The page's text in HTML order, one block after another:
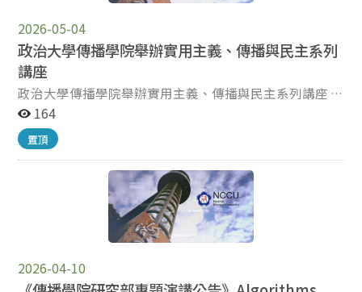
析建立更具可重現性的研究流程。參與者也被鼓勵批判性
地思考，如何將 AI 使用情形納入研究紀錄與揭露，作為
負責任研究實踐的一部分。 傳播學院研究部副院長林芝
璇教授表示，本次工作坊為研究生提供了重要且及時的學
習機會，使其能思考負責任的 AI 使用如何協助自身論文
與研究計畫發展。她也指出，工作坊鼓勵學生超越技術應
用層次，進一步反思 AI 對學術探究、研究實踐與學術責
任所帶來的更廣泛影響。以此角度而言，本次工作坊也呼
應傳播學院在快速變動的傳播研究環境中，持續支持研究
生發展獨立研究議題的整體努力。 Thesis & Research
Project Development Workshop II 講者與參與者合影。
（傳播學院提供） 兩位講者介紹工作坊主題，並說明負
責任 AI 在社會科學研究中的應用。（傳播學院提供） Dr.
Natalie Stroud 示範 AI 工具如何協助文獻回顧與研究設
Hsuan-Ting Chen 帶領參與者進行提示詞設計與 AI 輔助
研究實作練習。（傳播學院提供）
果、政治傳播、選擇性接觸與數位媒體環境中公民參與研
究的重要學者。演講中，她探討社群媒體平台與演算法如
何形塑當代政治傳播與民主參與。 Dr. Stroud 以其與
Meta 於 2020 年美國大選期間進行的大規模學術合作為
例，說明研究團隊如何結合平台觀察性資料與實驗介入，
分析政治參與、錯誤資訊、新聞知識與政治極化等議題。
她也指出，研究團隊建立相關機制，以確保研究的學術獨
立性。 本場演講呈現社群媒體在民主生活中的複雜角
色。Dr. Stroud 指出，平台一方面能作為使用者獲取新聞
知識的重要來源，另一方面也可能使使用者更難辨別事實
與錯誤資訊。她也討論社群媒體上的意識形態隔離現象，
並說明改用時間軸排序、移除轉發內容、降低同溫層內容
接觸等介入措施，雖然會改變使用者在線上看到的內容，
卻未必能造成政治極化程度的可測量變化。 國際傳播英
語碩士學位學程主任鄭怡卉教授表示，本場演講展現傳播
2026-05-04
政治大學傳播學院舉辦實用主義、傳播與民主系列
講座
政治大學傳播學院舉辦實用主義、傳播與民主系列講座 國
立政治大學傳播學院邀請美國德州大學奧斯汀分校（The
University of Texas at Austin）Moody College of
Communication 傳播研究系教授 Dr. Scott R. Stroud 進
行系列講座。本次活動由國家重點領域國際合作聯盟
（University Academic Alliances in Taiwan, UAAT）支
持，邀請 Dr. Stroud 與跨領域師生分享其對實用主義、傳
播倫理、修辭學與民主生活的研究。 Dr. Stroud 為德州大
學奧斯汀分校媒體參與中心（Center for Media
（Media Ethics Initiative）創辦主任。其研究橫跨修辭
學、哲學、政治文化、傳播倫理與全球修辭傳統，特別關
164
置頂
2026-04-10